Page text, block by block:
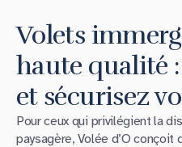
Volets
haute qualité
et sécurisez
Pour ceux qui privilégient la
paysagère, Volée d’O conçoit